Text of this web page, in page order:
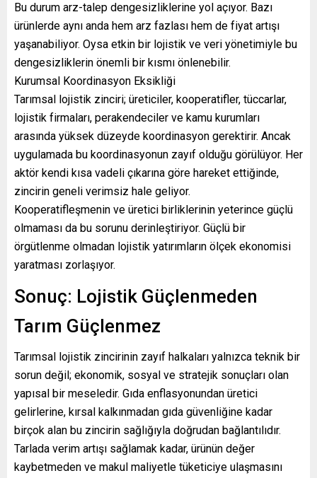
Bu durum arz-talep dengesizliklerine yol açıyor. Bazı
ürünlerde aynı anda hem arz fazlası hem de fiyat artışı
yaşanabiliyor. Oysa etkin bir lojistik ve veri yönetimiyle bu
dengesizliklerin önemli bir kısmı önlenebilir.
Kurumsal Koordinasyon Eksikliği
Tarımsal lojistik zinciri; üreticiler, kooperatifler, tüccarlar,
lojistik firmaları, perakendeciler ve kamu kurumları
arasında yüksek düzeyde koordinasyon gerektirir. Ancak
uygulamada bu koordinasyonun zayıf olduğu görülüyor. Her
aktör kendi kısa vadeli çıkarına göre hareket ettiğinde,
zincirin geneli verimsiz hale geliyor.
Kooperatifleşmenin ve üretici birliklerinin yeterince güçlü
olmaması da bu sorunu derinleştiriyor. Güçlü bir
örgütlenme olmadan lojistik yatırımların ölçek ekonomisi
yaratması zorlaşıyor.
Sonuç: Lojistik Güçlenmeden
Tarım Güçlenmez
Tarımsal lojistik zincirinin zayıf halkaları yalnızca teknik bir
sorun değil; ekonomik, sosyal ve stratejik sonuçları olan
yapısal bir meseledir. Gıda enflasyonundan üretici
gelirlerine, kırsal kalkınmadan gıda güvenliğine kadar
birçok alan bu zincirin sağlığıyla doğrudan bağlantılıdır.
Tarlada verim artışı sağlamak kadar, ürünün değer
kaybetmeden ve makul maliyetle tüketiciye ulaşmasını